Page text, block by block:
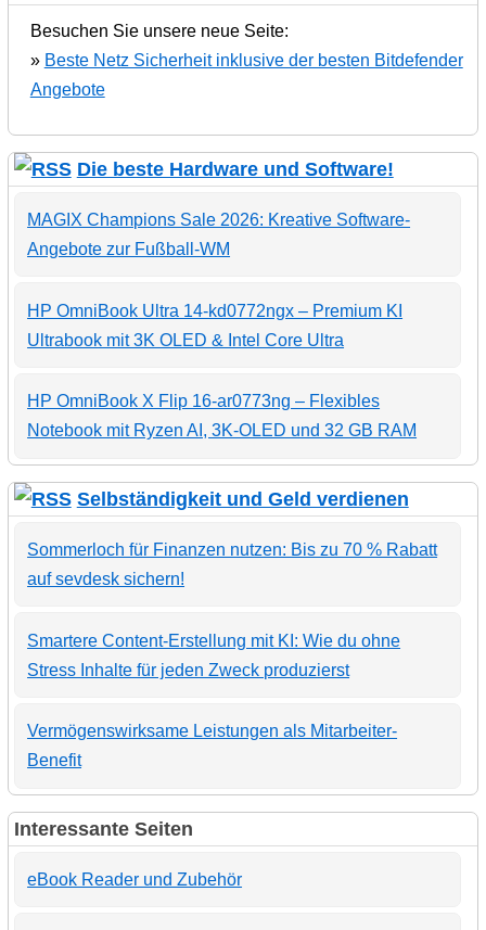
Besuchen Sie unsere neue Seite:
» Beste Netz Sicherheit inklusive der besten Bitdefender
Angebote
Die beste Hardware und Software!
MAGIX Champions Sale 2026: Kreative Software-
Angebote zur Fußball-WM
HP OmniBook Ultra 14-kd0772ngx – Premium KI
Ultrabook mit 3K OLED & Intel Core Ultra
HP OmniBook X Flip 16-ar0773ng – Flexibles
Notebook mit Ryzen AI, 3K-OLED und 32 GB RAM
Selbständigkeit und Geld verdienen
Sommerloch für Finanzen nutzen: Bis zu 70 % Rabatt
auf sevdesk sichern!
Smartere Content-Erstellung mit KI: Wie du ohne
Stress Inhalte für jeden Zweck produzierst
Vermögenswirksame Leistungen als Mitarbeiter-
Benefit
Interessante Seiten
eBook Reader und Zubehör